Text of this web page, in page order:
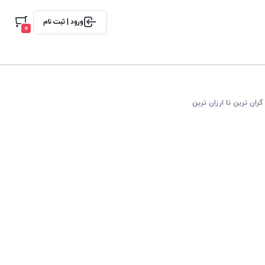
ورود | ثبت نام
0
ترین تا ارزان ترین